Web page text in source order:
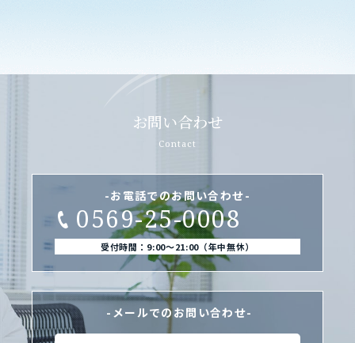
お問い合わせ
Contact
-お電話でのお問い合わせ-
0569-25-0008
受付時間：9:00〜21:00（年中無休）
-メールでのお問い合わせ-